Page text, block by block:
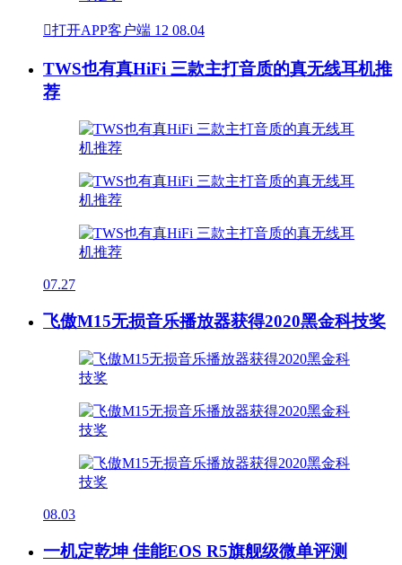
打开APP客户端 12 08.04
TWS也有真HiFi 三款主打音质的真无线耳机推
荐
07.27
飞傲M15无损音乐播放器获得2020黑金科技奖
08.03
一机定乾坤 佳能EOS R5旗舰级微单评测